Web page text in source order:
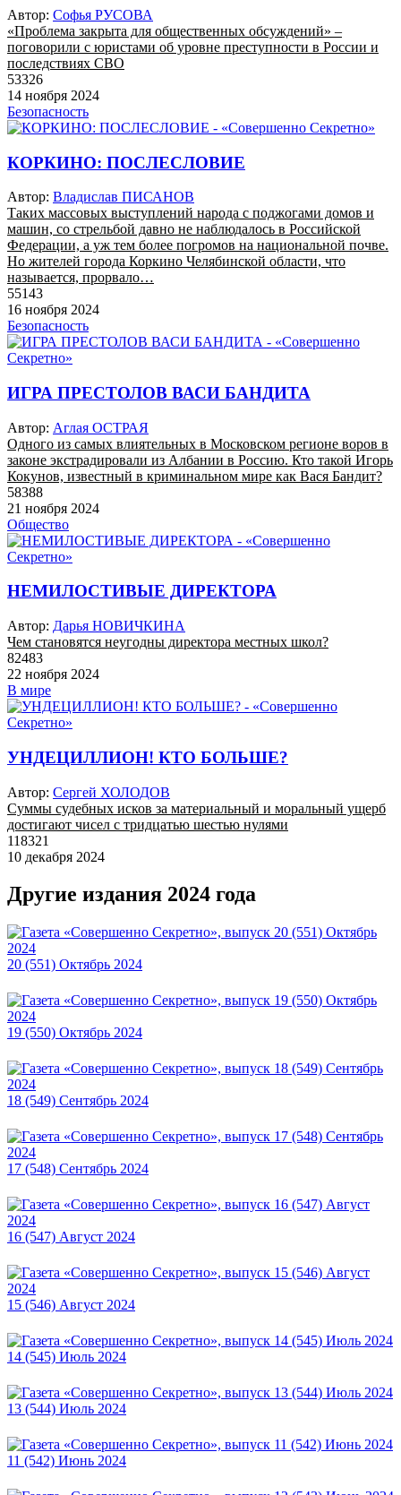
Автор: Софья РУСОВА
«Проблема закрыта для общественных обсуждений» –
поговорили с юристами об уровне преступности в России и
последствиях СВО
53326
14 ноября 2024
Безопасность
КОРКИНО: ПОСЛЕСЛОВИЕ
Автор: Владислав ПИСАНОВ
Таких массовых выступлений народа с поджогами домов и
машин, со стрельбой давно не наблюдалось в Российской
Федерации, а уж тем более погромов на национальной почве.
Но жителей города Коркино Челябинской области, что
называется, прорвало…
55143
16 ноября 2024
Безопасность
ИГРА ПРЕСТОЛОВ ВАСИ БАНДИТА
Автор: Аглая ОСТРАЯ
Одного из самых влиятельных в Московском регионе воров в
законе экстрадировали из Албании в Россию. Кто такой Игорь
Кокунов, известный в криминальном мире как Вася Бандит?
58388
21 ноября 2024
Общество
НЕМИЛОСТИВЫЕ ДИРЕКТОРА
Автор: Дарья НОВИЧКИНА
Чем становятся неугодны директора местных школ?
82483
22 ноября 2024
В мире
УНДЕЦИЛЛИОН! КТО БОЛЬШЕ?
Автор: Сергей ХОЛОДОВ
Суммы судебных исков за материальный и моральный ущерб
достигают чисел с тридцатью шестью нулями
118321
10 декабря 2024
Другие издания 2024 года
20 (551) Октябрь 2024
19 (550) Октябрь 2024
18 (549) Сентябрь 2024
17 (548) Сентябрь 2024
16 (547) Август 2024
15 (546) Август 2024
14 (545) Июль 2024
13 (544) Июль 2024
11 (542) Июнь 2024